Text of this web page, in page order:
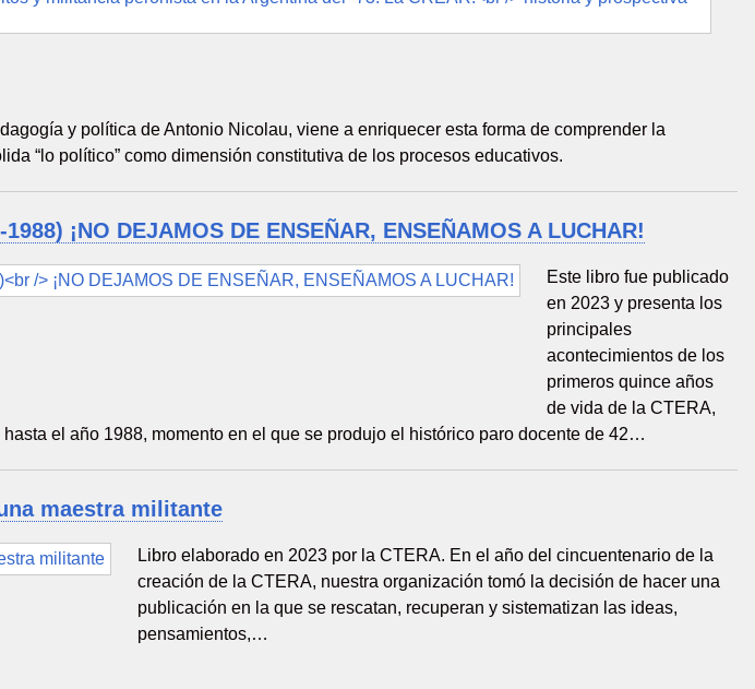
y política de Antonio Nicolau, viene a enriquecer esta forma de comprender la
“lo político” como dimensión constitutiva de los procesos educativos.
¡NO DEJAMOS DE ENSEÑAR, ENSEÑAMOS A LUCHAR!
Este libro fue publicado
en 2023 y presenta los
principales
acontecimientos de los
primeros quince años
de vida de la CTERA,
el año 1988, momento en el que se produjo el histórico paro docente de 42…
maestra militante
Libro elaborado en 2023 por la CTERA. En el año del cincuentenario de la
creación de la CTERA, nuestra organización tomó la decisión de hacer una
publicación en la que se rescatan, recuperan y sistematizan las ideas,
pensamientos,…